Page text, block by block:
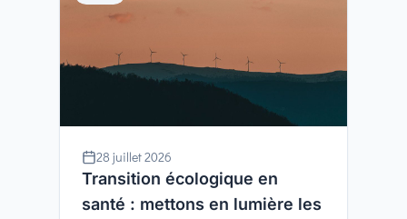
28 juillet 2026
Transition écologique en
santé : mettons en lumière les